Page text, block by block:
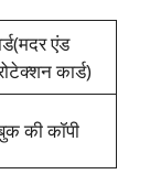
एंड
कार्ड)
की कॉपी